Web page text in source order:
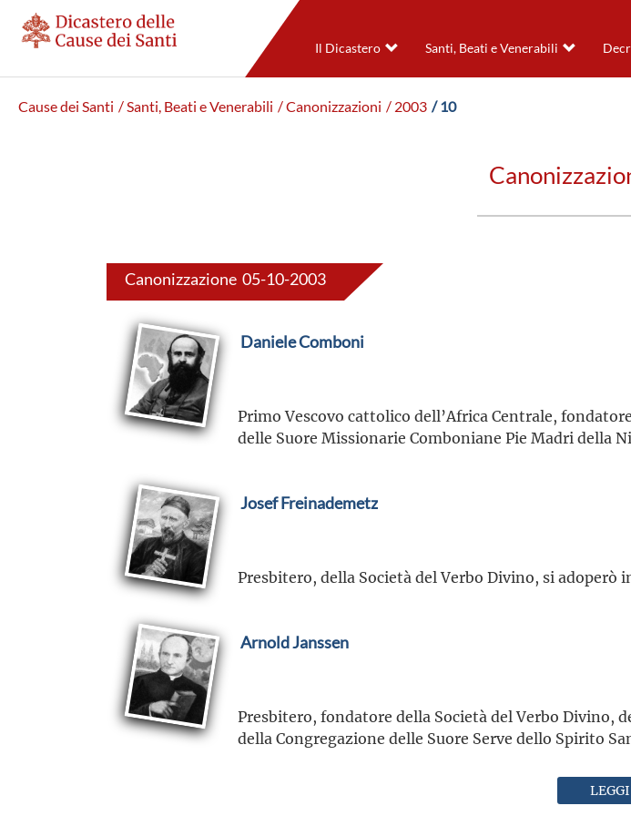
Il Dicastero Santi, Beati e Venerabili
Cause dei Santi / Santi, Beati e Venerabili / Canonizzazioni / 2003 / 10
Canonizzazione 05-10-2003
Daniele Comboni
Primo Vescovo cattolico dell’Africa Centrale,
delle Suore Missionarie Comboniane Pie Madri della
Josef Freinademetz
Presbitero, della Società del Verbo Divino, si adoperò
Arnold Janssen
Presbitero, fondatore della Società del Verbo Divino,
della Congregazione delle Suore Serve dello Spirito